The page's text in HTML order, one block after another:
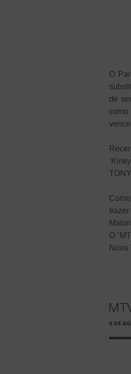
O
de
O
Nova
6 DE